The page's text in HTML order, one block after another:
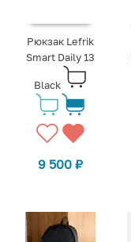
Рюкзак Lefrik
Smart Daily 13
Black
9 500₽